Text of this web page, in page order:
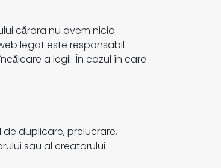
cărora nu avem nicio
legat este responsabil
a legii. În cazul în care
duplicare, prelucrare,
sau al creatorului